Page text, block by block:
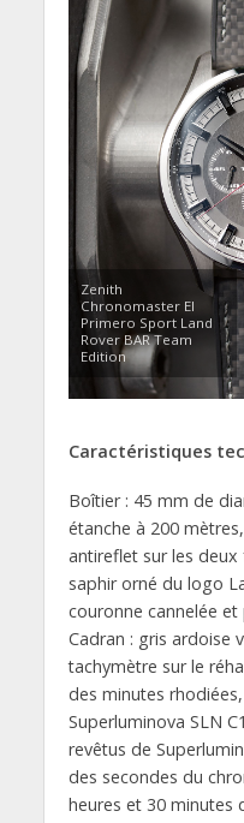
Zenith
Chronomaster El
Primero Sport Land
Rover BAR Team
Edition
Caractéristiques
Boîtier : 45 mm de
étanche à 200
antireflet sur les deux
saphir orné du logo
couronne cannelée
Cadran : gris ardoise
tachymètre sur le
des minutes
Superluminova SLN
revêtus de
des secondes du
heures et 30 minutes